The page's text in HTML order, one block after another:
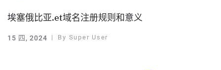
埃塞俄比亚.et域名注册规则和意义
15 四, 2024 By Super User